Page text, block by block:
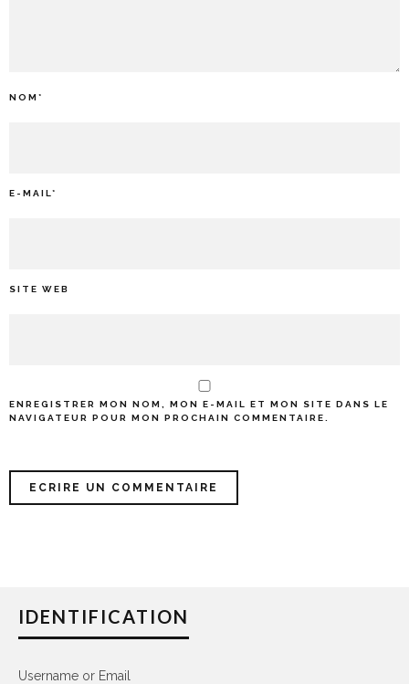
NOM *
E-MAIL*
SITE WEB
ENREGISTRER MON NOM, MON E-MAIL ET MON SITE DANS LE
NAVIGATEUR POUR MON PROCHAIN COMMENTAIRE.
IDENTIFICATION
Username or Email